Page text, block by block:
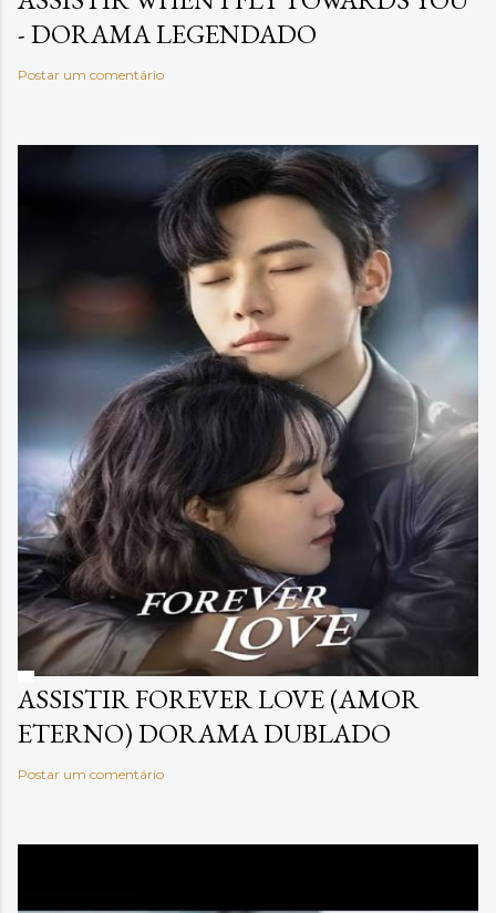
- DORAMA LEGENDADO
Postar um comentário
ASSISTIR FOREVER LOVE (AMOR
ETERNO) DORAMA DUBLADO
Postar um comentário